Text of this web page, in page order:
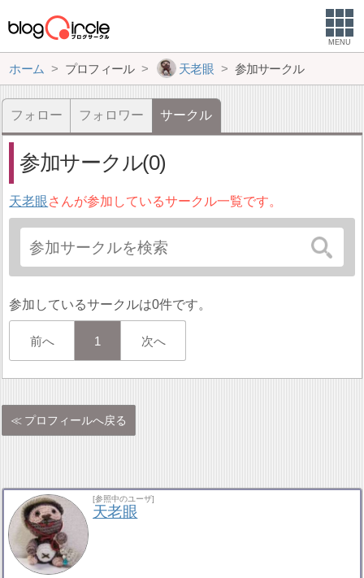
MENU
ホーム プロフィール 天老眼 参加サークル
フォロー フォロワー サークル
参加サークル(0)
天老眼さんが参加しているサークル一覧です。
参加しているサークルは0件です。
前へ 1 次へ
プロフィールへ戻る
[参照中のユーザ]
天老眼